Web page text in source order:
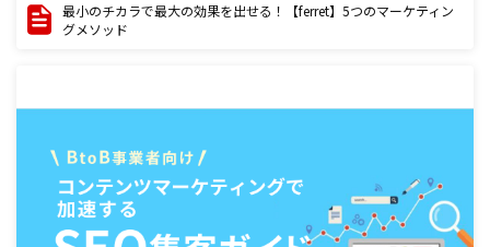
最小のチカラで最大の効果を出せる！【ferret】5つのマーケティン
グメソッド